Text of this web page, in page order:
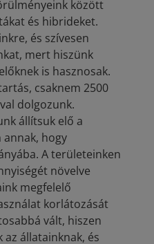
között
és hibrideket.
és szívesen
mert hiszünk
is hasznosak.
csaknem 2500
dolgozunk.
állítsuk elő a
hogy
A területeinken
növelve
megfelelő
korlátozását
vált, hiszen
állatainknak, és